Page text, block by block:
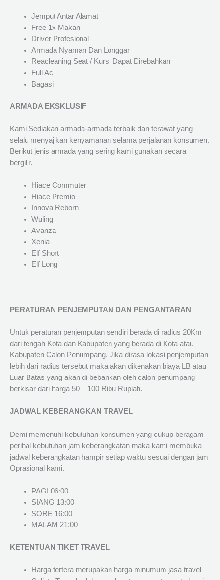
Jemput Antar Alamat
Free 1x Makan
Driver Profesional
Armada Nyaman Dan Longgar
Reacleaning Seat / Kursi Dapat Direbahkan
Full Ac
Bagasi
ARMADA EKSKLUSIF
Kami Sediakan armada-armada terbaik dan terawat yang
selalu menyajikan kenyamanan selama perjalanan konsumen.
Berikut jenis armada yang sering kami gunakan secara
bergilir.
Hiace Commuter
Hiace Premio
Innova Reborn
Wuling
Avanza
Xenia
Elf Short
Elf Long
PERATURAN PENJEMPUTAN DAN PENGANTARAN
Untuk peraturan penjemputan sendiri berada di radius 20Km
dari tengah Kota dan Kabupaten yang berada di Kota atau
Kabupaten Calon Penumpang. Jika dirasa lokasi penjemputan
lebih dari radius tersebut maka akan dikenakan biaya LB atau
Luar Batas yang akan di bebankan oleh calon penumpang
berkisar dari harga 50 – 100 Ribu Rupiah.
JADWAL KEBERANGKAN TRAVEL
Demi memenuhi kebutuhan konsumen yang cukup beragam
perihal kebutuhan jam keberangkatan maka kami membuka
jadwal keberangkatan hampir setiap waktu sesuai dengan jam
Oprasional kami.
PAGI 06:00
SIANG 13:00
SORE 16:00
MALAM 21:00
KETENTUAN TIKET TRAVEL
Harga tertera merupakan harga minumum jasa travel